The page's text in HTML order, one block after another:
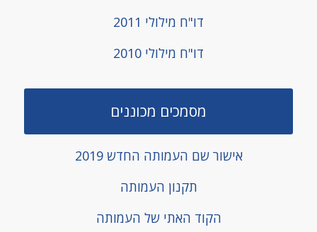
דו"ח מילולי 2011
דו"ח מילולי 2010
מסמכים מכוננים
אישור שם העמותה החדש 2019
תקנון העמותה
הקוד האתי של העמותה